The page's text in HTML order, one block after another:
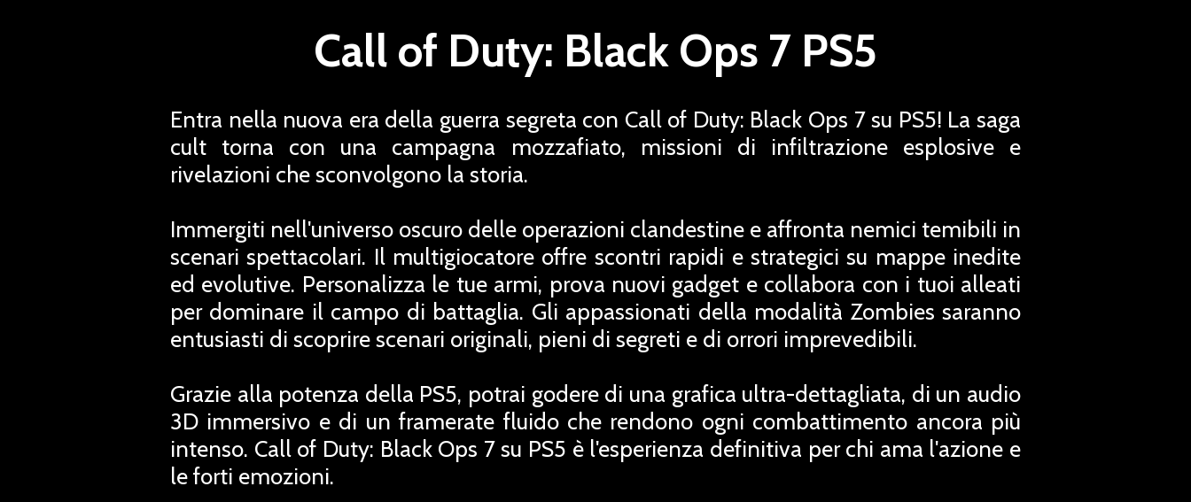
Call of Duty: Black Ops 7 PS5
Entra nella nuova era della guerra segreta con Call of Duty: Black Ops 7 su PS5! La saga
cult torna con una campagna mozzafiato, missioni di infiltrazione esplosive e
rivelazioni che sconvolgono la storia.
Immergiti nell'universo oscuro delle operazioni clandestine e affronta nemici temibili in
scenari spettacolari. Il multigiocatore offre scontri rapidi e strategici su mappe inedite
ed evolutive. Personalizza le tue armi, prova nuovi gadget e collabora con i tuoi alleati
per dominare il campo di battaglia. Gli appassionati della modalità Zombies saranno
entusiasti di scoprire scenari originali, pieni di segreti e di orrori imprevedibili.
Grazie alla potenza della PS5, potrai godere di una grafica ultra-dettagliata, di un audio
3D immersivo e di un framerate fluido che rendono ogni combattimento ancora più
intenso. Call of Duty: Black Ops 7 su PS5 è l'esperienza definitiva per chi ama l'azione e
le forti emozioni.